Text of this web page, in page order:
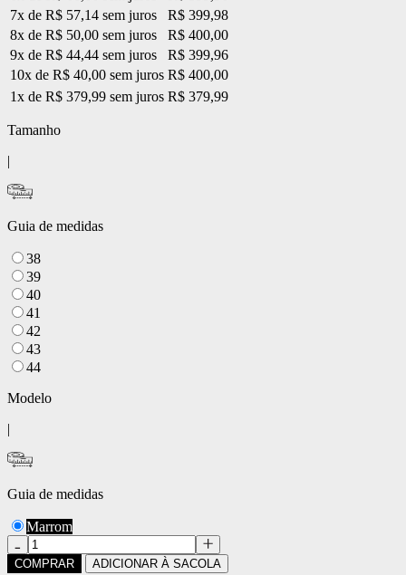
7x de R$ 57,14 sem juros
R$ 399,98
8x de R$ 50,00 sem juros
R$ 400,00
9x de R$ 44,44 sem juros
R$ 399,96
10x de R$ 40,00 sem juros R$ 400,00
1x de R$ 379,99 sem juros R$ 379,99
Tamanho
|
Guia de medidas
38
39
40
41
42
43
44
Modelo
|
Guia de medidas
Marrom
COMPRAR ADICIONAR À SACOLA